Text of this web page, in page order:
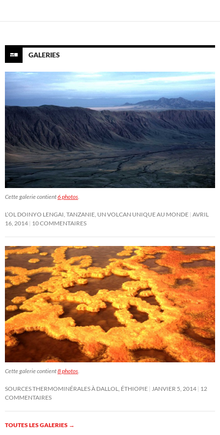
GALERIES
Cette galerie contient6 photos.
L’OL DOINYO LENGAI, TANZANIE, UN VOLCAN UNIQUE AU MONDE AVRIL
16, 2014 10 COMMENTAIRES
Cette galerie contient8 photos.
SOURCES THERMOMINÉRALES À DALLOL, ÉTHIOPIE JANVIER 5, 2014 12
COMMENTAIRES
TOUTES LES GALERIES →